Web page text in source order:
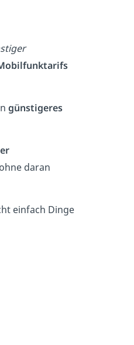
günstigeres
daran
einfach Dinge